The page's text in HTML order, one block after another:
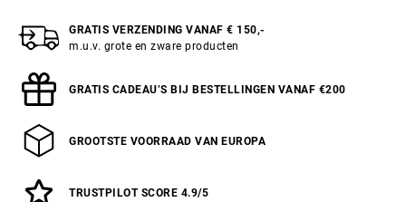
GRATIS VERZENDING VANAF € 150,-
m.u.v. grote en zware producten
GRATIS CADEAU’S BIJ BESTELLINGEN VANAF €200
GROOTSTE VOORRAAD VAN EUROPA
TRUSTPILOT SCORE 4.9/5